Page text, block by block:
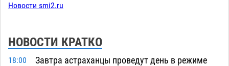
Новости smi2.ru
НОВОСТИ КРАТКО
18:00
Завтра астраханцы проведут день в режиме